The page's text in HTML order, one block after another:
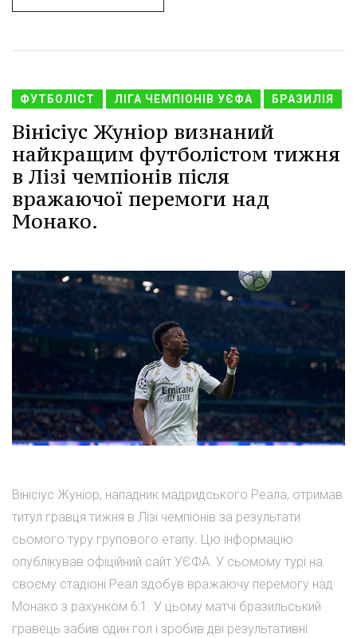
ФУТБОЛІСТ ЛІГА ЧЕМПІОНІВ УЄФА БРАЗИЛІЯ
Вінісіус Жуніор визнаний
найкращим футболістом тижня
в Лізі чемпіонів після
вражаючої перемоги над
Монако.
Вінісіус Жуніор, нападник мадридського Реала, отримав
титул гравця тижня в Лізі чемпіонів за результати
сьомого туру групового етапу. Цю інформацію
опублікував офіційний сайт УЄФА. У сьомому турі на
своєму стадіоні Реал здобув вражаючу перемогу над
Монако з рахунком 6:1. У цьому матчі бразильський
гравець забив один гол і зробив дві результативні